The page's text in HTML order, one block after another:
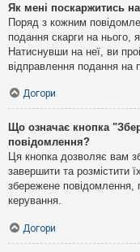
Як мені поскаржитись
Поряд з кожним
подання скарги на нього,
Натиснувши на неї, ви
відправлення подання на
Догори
Що означає кнопка
повідомлення?
Ця кнопка дозволяє вам
завершити та розмістити
збережене повідомлення,
керування.
Догори